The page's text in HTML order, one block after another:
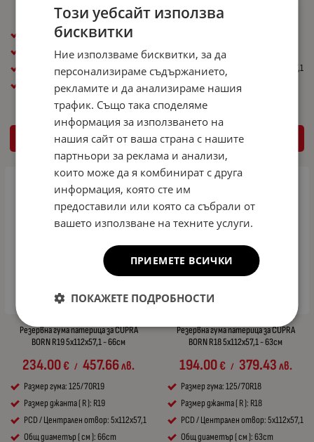
194.00€ / 379.43лв.
Размер гума: 125/70R18
Размер джанта ( R ): R18
PCD / Централен отвор: 5x112x57,1
Общ диаметър ( см ): 63cm
КУПИ
260.00€
Размер джанта ( R ): R20
PCD / Централен отвор: 5x112x57,1
Общ диаметър ( см ): 68cm
КУПИ
Резервна гума патерица за CUPRA
BORN R19 5x112x57,1 - 66см
234.00€ / 457.66лв.
Размер гума: 125/70R19
Размер джанта ( R ): R19
PCD / Централен отвор: 5x112x57,1
Общ диаметър ( см ): 66cm
Резервна гума патерица за CUPRA
BORN R18 5x112x57,1 - 63см
194.00€ / 379.43лв.
Размер гума: 125/70R18
Размер джанта ( R ): R18
PCD / Централен отвор: 5x112x57,1
Общ диаметър ( см ): 63cm
Този уебсайт използва
бисквитки
Ние използваме бисквитки, за да
персонализираме съдържанието,
рекламите и да анализираме нашия
трафик. Също така споделяме
информация за използването на
нашия сайт от ваша страна с нашите
партньори за реклама и анализи,
които може да я комбинират с друга
информация, която сте им
предоставили или която са събрали от
вашето използване на техните услуги.
ПРИЕМЕТЕ ВСИЧКИ
ПОКАЖЕТЕ ПОДРОБНОСТИ